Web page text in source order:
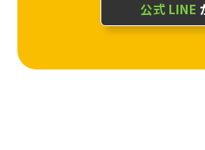
公式 LINE